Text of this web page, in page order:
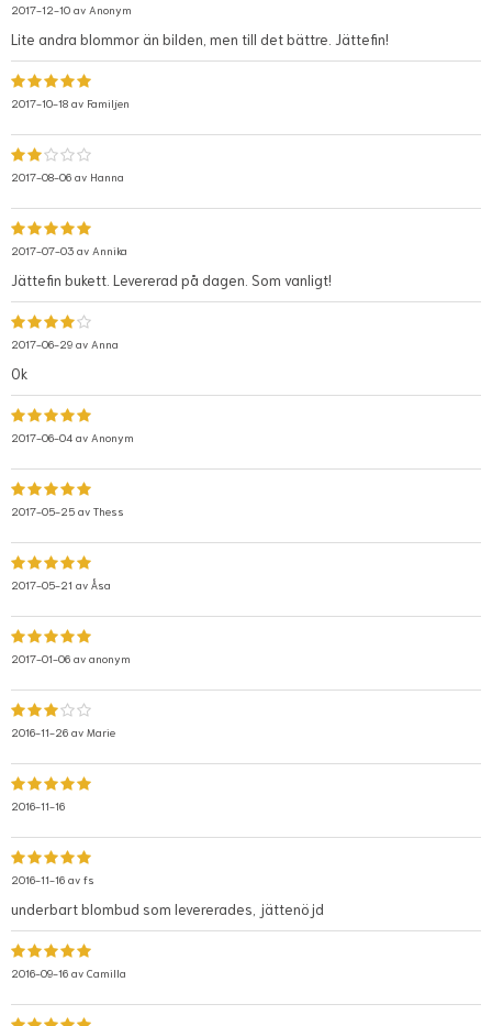
2017-12-10 av Anonym
Lite andra blommor än bilden, men till det bättre. Jättefin!
2017-10-18 av Familjen
2017-08-06 av Hanna
2017-07-03 av Annika
Jättefin bukett. Levererad på dagen. Som vanligt!
2017-06-29 av Anna
Ok
2017-06-04 av Anonym
2017-05-25 av Thess
2017-05-21 av Åsa
2017-01-06 av anonym
2016-11-26 av Marie
2016-11-16
2016-11-16 av fs
underbart blombud som levererades, jättenöjd
2016-09-16 av Camilla